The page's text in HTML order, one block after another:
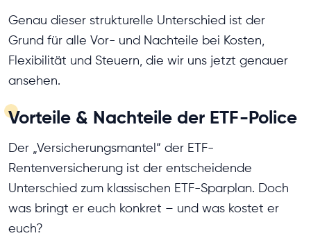
Genau dieser strukturelle Unterschied ist der
Grund für alle Vor- und Nachteile bei Kosten,
Flexibilität und Steuern, die wir uns jetzt genauer
ansehen.
Vorteile & Nachteile der ETF-Police
Der „Versicherungsmantel“ der ETF-
Rentenversicherung ist der entscheidende
Unterschied zum klassischen ETF-Sparplan. Doch
was bringt er euch konkret – und was kostet er
euch?